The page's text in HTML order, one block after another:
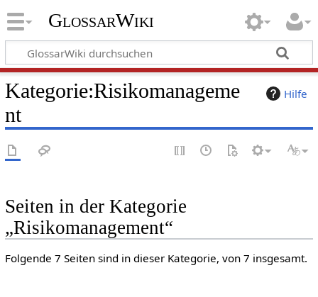
GlossarWiki
Hilfe
Kategorie:Risikomanageme
nt
Seiten in der Kategorie
„Risikomanagement“
Folgende 7 Seiten sind in dieser Kategorie, von 7 insgesamt.